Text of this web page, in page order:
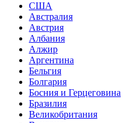
США
Австралия
Австрия
Албания
Алжир
Аргентина
Бельгия
Болгария
Босния и Герцеговина
Бразилия
Великобритания